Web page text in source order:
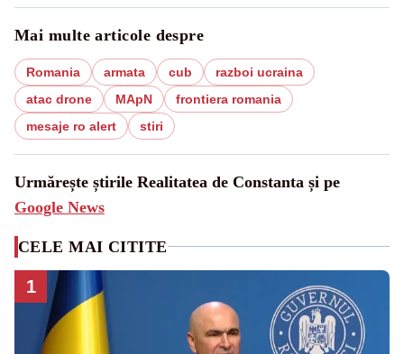
Mai multe articole despre
Romania armata cub
razboi ucraina
atac drone
MApN
frontiera romania
mesaje ro alert
stiri
Urmărește știrile Realitatea de Constanta și pe
Google News
CELE MAI CITITE
1